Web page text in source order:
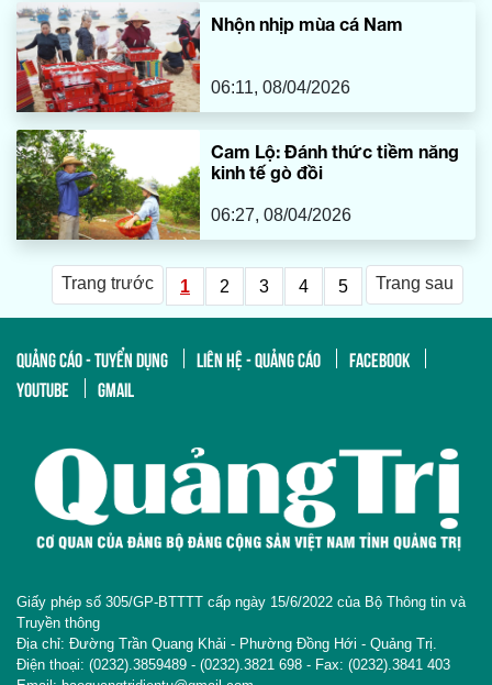
Nhộn nhịp mùa cá Nam
06:11, 08/04/2026
Cam Lộ: Đánh thức tiềm năng
kinh tế gò đồi
06:27, 08/04/2026
Trang trước 1 2 3 4 5 Trang sau
QUẢNG CÁO - TUYỂN DỤNG LIÊN HỆ - QUẢNG CÁO
FACEBOOK
YOUTUBE
GMAIL
Giấy phép số 305/GP-BTTTT cấp ngày 15/6/2022 của Bộ Thông tin và
Truyền thông
Địa chỉ: Đường Trần Quang Khải - Phường Đồng Hới - Quảng Trị.
Điện thoại: (0232).3859489 - (0232).3821 698 - Fax: (0232).3841 403